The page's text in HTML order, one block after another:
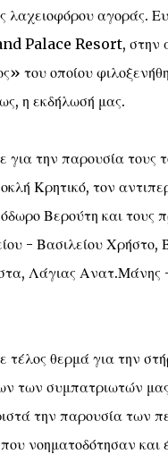
λαχειοφόρου αγοράς.
Palace Resort, στην
του οποίου
η εκδήλωσή μας.
για την παρουσία τους
Κρητικό, τον
Βερούτη και τους
- Βασιλείου Χρήστο,
Λάγιας Ανατ.Μάνης
τέλος θερμά για την
των συμπατριωτών
την παρουσία των
νοηματοδότησαν